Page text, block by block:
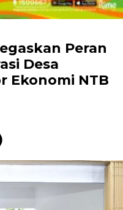
Peran
Desa
Ekonomi NTB